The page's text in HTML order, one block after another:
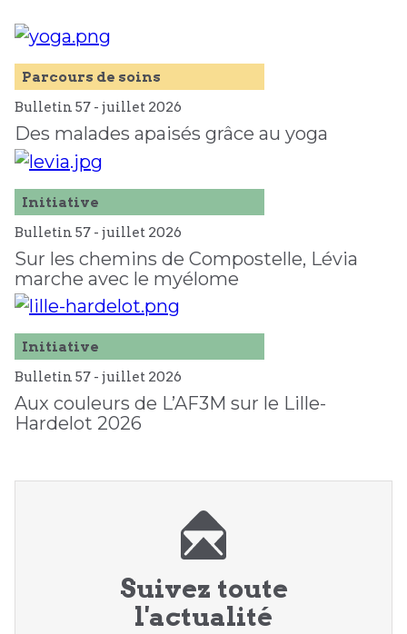
Parcours de soins
Bulletin 57 - juillet 2026
Des malades apaisés grâce au yoga
Initiative
Bulletin 57 - juillet 2026
Sur les chemins de Compostelle, Lévia
marche avec le myélome
Initiative
Bulletin 57 - juillet 2026
Aux couleurs de L’AF3M sur le Lille-
Hardelot 2026
Suivez toute
l'actualité